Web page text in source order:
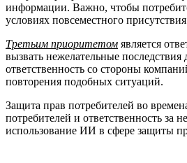
информации. Важно, чтобы
условиях повсеместного
Третьим приоритетом является
вызвать нежелательные
ответственность со стороны
повторения подобных ситуаций.
Защита прав потребителей во
потребителей и ответственность за
использование ИИ в сфере защиты